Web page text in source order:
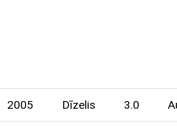
2005 Dīzelis 3.0